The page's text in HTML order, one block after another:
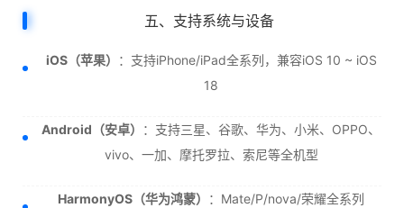
五、支持系统与设备
iOS（苹果）
：支持iPhone/iPad全系列，兼容iOS 10 ~ iOS
18
Android（安卓）
：支持三星、谷歌、华为、小米、OPPO、
vivo、一加、摩托罗拉、索尼等全机型
HarmonyOS（华为鸿蒙） ：Mate/P/nova/荣耀全系列